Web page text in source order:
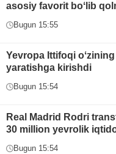
asosiy favorit boʻlib
Bugun 15:55
Yevropa Ittifoqi
yaratishga kirishdi
Bugun 15:54
Real Madrid Rodri
30 million yevrolik
Bugun 15:54